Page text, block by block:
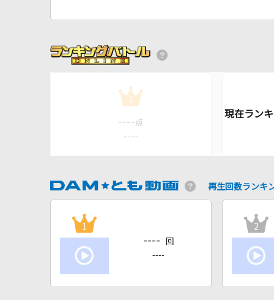
1
---- 点
----
再生回数ランキ
1
---- 回
----
2